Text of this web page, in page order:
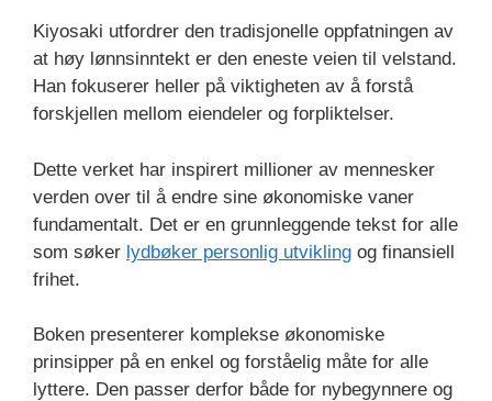
Kiyosaki utfordrer den tradisjonelle oppfatningen av
at høy lønnsinntekt er den eneste veien til velstand.
Han fokuserer heller på viktigheten av å forstå
forskjellen mellom eiendeler og forpliktelser.
Dette verket har inspirert millioner av mennesker
verden over til å endre sine økonomiske vaner
fundamentalt. Det er en grunnleggende tekst for alle
som søker lydbøker personlig utvikling og finansiell
frihet.
Boken presenterer komplekse økonomiske
prinsipper på en enkel og forståelig måte for alle
lyttere. Den passer derfor både for nybegynnere og